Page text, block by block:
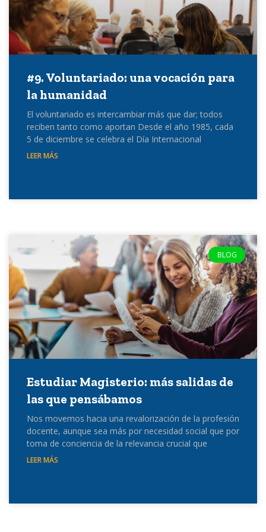
#9. Voluntariado: una vocación para
la humanidad
El voluntariado es intercambiar más que dar; todos
reciben tanto como aportan Desde el año 1985, cada
5 de diciembre se celebra el Día Internacional
LEER MÁS
BLOG
Estudiar Magisterio: más salidas de
las que pensábamos
Nos movemos hacia una revalorización de la profesión
docente, aunque sea más por necesidad social que por
toma de conciencia de la relevancia crucial que
LEER MÁS